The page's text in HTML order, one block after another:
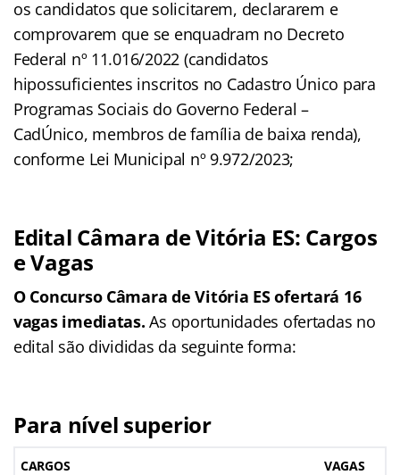
os candidatos que solicitarem, declararem e
comprovarem que se enquadram no Decreto
Federal nº 11.016/2022 (candidatos
hipossuficientes inscritos no Cadastro Único para
Programas Sociais do Governo Federal –
CadÚnico, membros de família de baixa renda),
conforme Lei Municipal nº 9.972/2023;
Edital Câmara de Vitória ES: Cargos
e Vagas
O Concurso Câmara de Vitória ES ofertará 16
vagas imediatas. As oportunidades ofertadas no
edital são divididas da seguinte forma:
Para nível superior
CARGOS VAGAS